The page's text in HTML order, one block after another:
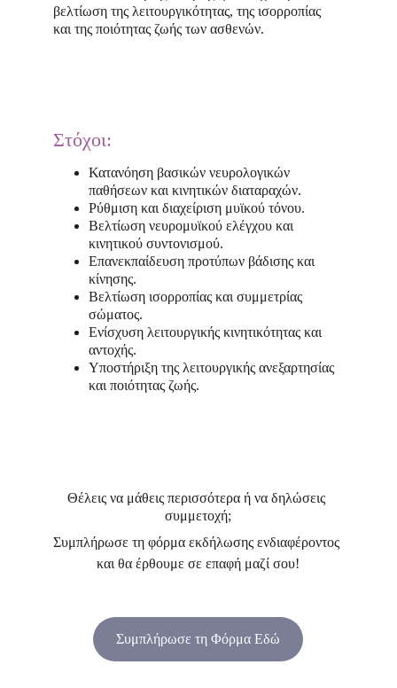
βελτίωση της λειτουργικότητας, της ισορροπίας
και της ποιότητας ζωής των ασθενών.
Κατανόηση βασικών νευρολογικών
παθήσεων και κινητικών διαταραχών.
Ρύθμιση και διαχείριση μυϊκού τόνου.
Βελτίωση νευρομυϊκού ελέγχου και
κινητικού συντονισμού.
Επανεκπαίδευση προτύπων βάδισης και
κίνησης.
Βελτίωση ισορροπίας και συμμετρίας
σώματος.
Ενίσχυση λειτουργικής κινητικότητας και
αντοχής.
Υποστήριξη της λειτουργικής ανεξαρτησίας
και ποιότητας ζωής.
Στόχοι:
Θέλεις να μάθεις περισσότερα ή να δηλώσεις
συμμετοχή;
Συμπλήρωσε τη φόρμα εκδήλωσης ενδιαφέροντος
και θα έρθουμε σε επαφή μαζί σου!
Συμπλήρωσε τη Φόρμα Εδώ